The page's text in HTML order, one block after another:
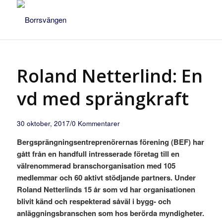
Roland Netterlind: En
vd med sprängkraft
30 oktober, 2017/0 Kommentarer
Bergsprängningsentreprenörernas förening (BEF) har
gått från en handfull intresserade företag till en
välrenommerad branschorganisation med 105
medlemmar och 60 aktivt stödjande partners. Under
Roland Netterlinds 15 år som vd har organisationen
blivit känd och respekterad såväl i bygg- och
anläggningsbranschen som hos berörda myndigheter.